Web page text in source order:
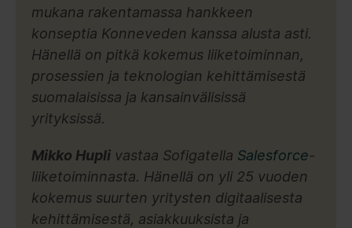
mukana rakentamassa hankkeen
konseptia Konneveden kanssa alusta asti.
Hänellä on pitkä kokemus liiketoiminnan,
prosessien ja teknologian kehittämisestä
suomalaisissa ja kansainvälisissä
yrityksissä.
Mikko Hupli vastaa Sofigatella Salesforce-
liiketoiminnasta. Hänellä on yli 25 vuoden
kokemus suurten yritysten digitaalisesta
kehittämisestä, asiakkuuksista ja